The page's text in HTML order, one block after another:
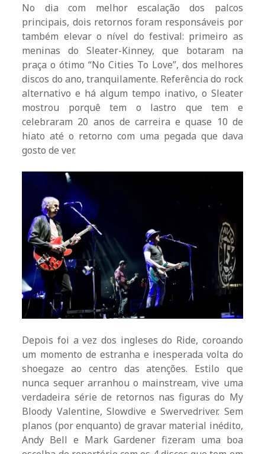
No dia com melhor escalação dos palcos
principais, dois retornos foram responsáveis por
também elevar o nível do festival: primeiro as
meninas do Sleater-Kinney, que botaram na
praça o ótimo “No Cities To Love”, dos melhores
discos do ano, tranquilamente. Referência do rock
alternativo e há algum tempo inativo, o Sleater
mostrou porquê tem o lastro que tem e
celebraram 20 anos de carreira e quase 10 de
hiato até o retorno com uma pegada que dava
gosto de ver.
Depois foi a vez dos ingleses do Ride, coroando
um momento de estranha e inesperada volta do
shoegaze ao centro das atenções. Estilo que
nunca sequer arranhou o mainstream, vive uma
verdadeira série de retornos nas figuras do My
Bloody Valentine, Slowdive e Swervedriver. Sem
planos (por enquanto) de gravar material inédito,
Andy Bell e Mark Gardener fizeram uma boa